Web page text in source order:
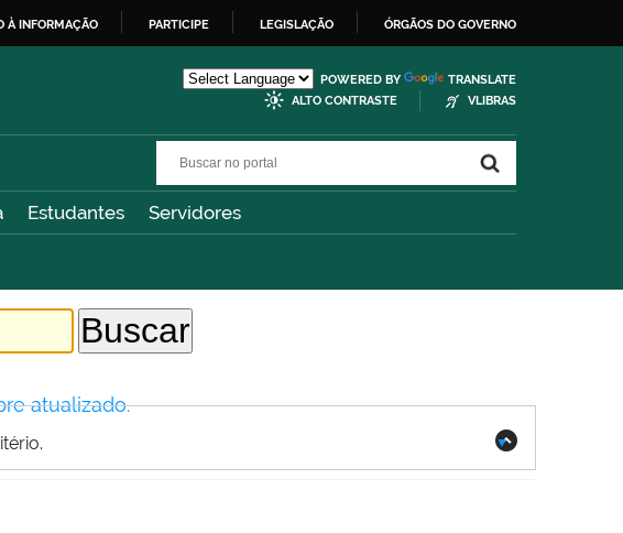
À INFORMAÇÃO PARTICIPE LEGISLAÇÃO ÓRGÃOS DO GOVERNO
POWERED BY
TRANSLATE
ALTO CONTRASTE
VLIBRAS
Estudantes Servidores
atualizado.